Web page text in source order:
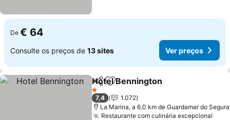
De € 64
Consulte os preços de 13 sites Ver preços
PartilharAdicionar aos favoritos
Hotel Bennington
1 Estrelas
7,4
1.072
La Marina, a 6.0 km de Guardamar do Segura
Restaurante com culinária excepcional